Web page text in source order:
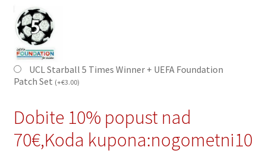
UCL Starball 5 Times Winner + UEFA Foundation
Patch Set (+€3.00)
Dobite 10% popust nad
70€,Koda kupona:nogometni10